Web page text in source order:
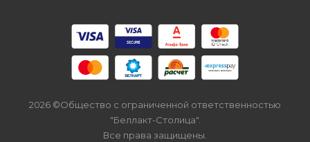
2026 ©Общество с ограниченной ответственностью
"Беллакт-Столица".
Все права защищены.